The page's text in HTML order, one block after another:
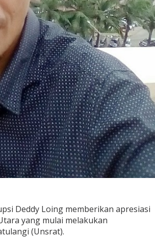
Deddy Loing memberikan apresiasi
yang mulai melakukan
(Unsrat).